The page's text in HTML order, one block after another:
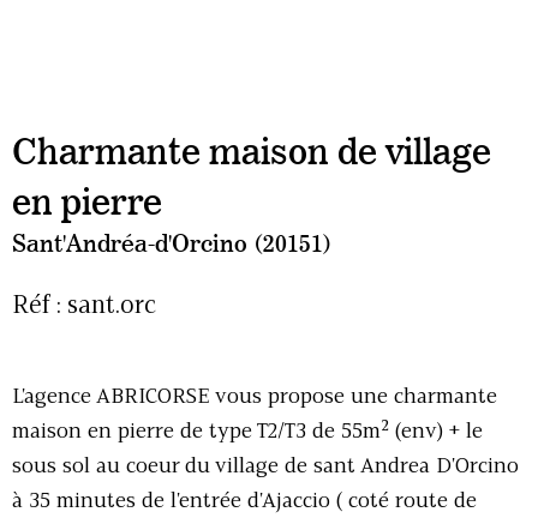
Charmante maison de village
en pierre
Sant'Andréa-d'Orcino (20151)
Réf : sant.orc
L'agence ABRICORSE vous propose une charmante
maison en pierre de type T2/T3 de 55m² (env) + le
sous sol au coeur du village de sant Andrea D'Orcino
à 35 minutes de l'entrée d'Ajaccio ( coté route de